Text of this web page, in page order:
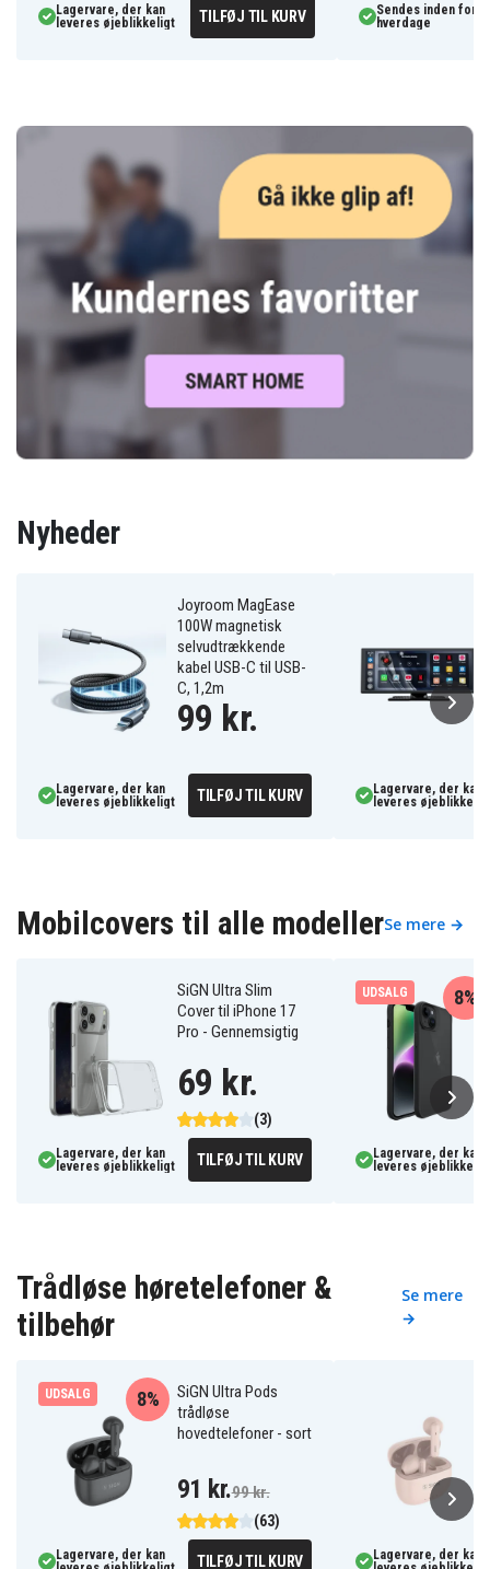
Lagervare, der kan
leveres øjeblikkeligt
TILFØJ TIL KURV
Sendes inden for
hverdage
Nyheder
Joyroom MagEase
100W magnetisk
selvudtrækkende
kabel USB-C til USB-
C, 1,2m
99 kr.
Lagervare, der kan
leveres øjeblikkeligt
TILFØJ TIL KURV
Lagervare, der kan
leveres
Mobilcovers til alle modellerSe mere →
SiGN Ultra Slim
Cover til iPhone 17
Pro - Gennemsigtig
(3)
69 kr.
Lagervare, der kan
leveres øjeblikkeligt
TILFØJ TIL KURV
UDSALG 8%
Lagervare, der kan
leveres
Trådløse høretelefoner &
tilbehør
Se mere
→
UDSALG
SiGN Ultra Pods
trådløse
hovedtelefoner - sort
(63)
8%
91 kr.99 kr.
Lagervare, der kan
TILFØJ TIL KURV
Lagervare, der kan